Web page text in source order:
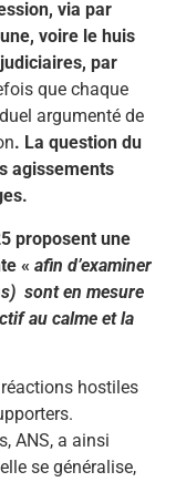
via par
voire le huis
par
que chaque
argumenté de
. La question du
agissements
proposent une
« afin d’examiner
sont en mesure
au calme et la
réactions hostiles
ANS, a ainsi
se généralise,